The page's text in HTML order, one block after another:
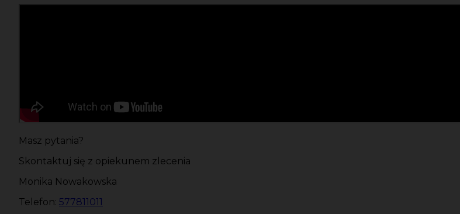
Masz pytania?
Skontaktuj się z opiekunem zlecenia
Monika Nowakowska
Telefon: 577811011